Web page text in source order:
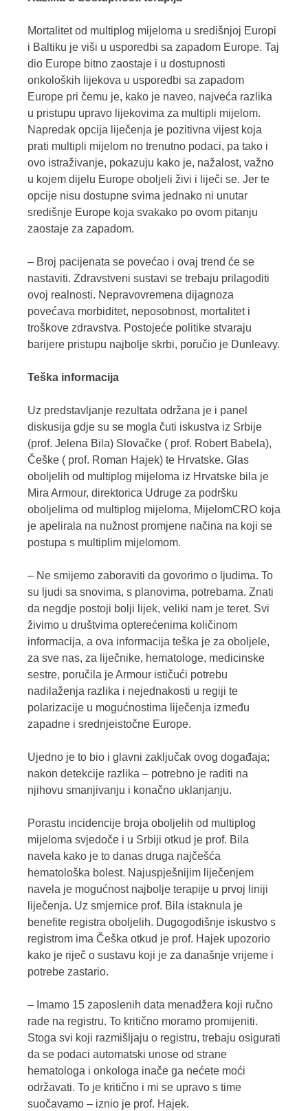
Mortalitet od multiplog mijeloma u središnjoj Europi
i Baltiku je viši u usporedbi sa zapadom Europe. Taj
dio Europe bitno zaostaje i u dostupnosti
onkoloških lijekova u usporedbi sa zapadom
Europe pri čemu je, kako je naveo, najveća razlika
u pristupu upravo lijekovima za multipli mijelom.
Napredak opcija liječenja je pozitivna vijest koja
prati multipli mijelom no trenutno podaci, pa tako i
ovo istraživanje, pokazuju kako je, nažalost, važno
u kojem dijelu Europe oboljeli živi i liječi se. Jer te
opcije nisu dostupne svima jednako ni unutar
središnje Europe koja svakako po ovom pitanju
zaostaje za zapadom.
– Broj pacijenata se povećao i ovaj trend će se
nastaviti. Zdravstveni sustavi se trebaju prilagoditi
ovoj realnosti. Nepravovremena dijagnoza
povećava morbiditet, neposobnost, mortalitet i
troškove zdravstva. Postojeće politike stvaraju
barijere pristupu najbolje skrbi, poručio je Dunleavy.
Teška informacija
Uz predstavljanje rezultata održana je i panel
diskusija gdje su se mogla čuti iskustva iz Srbije
(prof. Jelena Bila) Slovačke ( prof. Robert Babela),
Češke ( prof. Roman Hajek) te Hrvatske. Glas
oboljelih od multiplog mijeloma iz Hrvatske bila je
Mira Armour, direktorica Udruge za podršku
oboljelima od multiplog mijeloma, MijelomCRO koja
je apelirala na nužnost promjene načina na koji se
postupa s multiplim mijelomom.
– Ne smijemo zaboraviti da govorimo o ljudima. To
su ljudi sa snovima, s planovima, potrebama. Znati
da negdje postoji bolji lijek, veliki nam je teret. Svi
živimo u društvima opterećenima količinom
informacija, a ova informacija teška je za oboljele,
za sve nas, za liječnike, hematologe, medicinske
sestre, poručila je Armour ističući potrebu
nadilaženja razlika i nejednakosti u regiji te
polarizacije u mogućnostima liječenja između
zapadne i srednjeistočne Europe.
Ujedno je to bio i glavni zaključak ovog događaja;
nakon detekcije razlika – potrebno je raditi na
njihovu smanjivanju i konačno uklanjanju.
Porastu incidencije broja oboljelih od multiplog
mijeloma svjedoče i u Srbiji otkud je prof. Bila
navela kako je to danas druga najčešća
hematološka bolest. Najuspješnijim liječenjem
navela je mogućnost najbolje terapije u prvoj liniji
liječenja. Uz smjernice prof. Bila istaknula je
benefite registra oboljelih. Dugogodišnje iskustvo s
registrom ima Češka otkud je prof. Hajek upozorio
kako je riječ o sustavu koji je za današnje vrijeme i
potrebe zastario.
– Imamo 15 zaposlenih data menadžera koji ručno
rade na registru. To kritično moramo promijeniti.
Stoga svi koji razmišljaju o registru, trebaju osigurati
da se podaci automatski unose od strane
hematologa i onkologa inače ga nećete moći
održavati. To je kritično i mi se upravo s time
suočavamo – iznio je prof. Hajek.